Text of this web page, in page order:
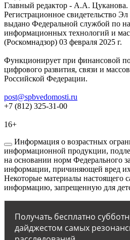
Главный редактор - А.А. Цуканова.
Регистрационное свидетельство
выдано Федеральной службой по
информационных технологий и
(Роскомнадзор) 03 февраля 2025 г.
Функционирует при финансовой
цифрового развития, связи и
Российской Федерации.
post@spbvedomosti.ru
+7 (812) 325-31-00
16+
Информация о возрастных
информационной продукции,
на основании норм Федерального
информации, причиняющей вред
Некоторые материалы настоящего
информацию, запрещенную для
Получать бесплатно
дайджестом самых